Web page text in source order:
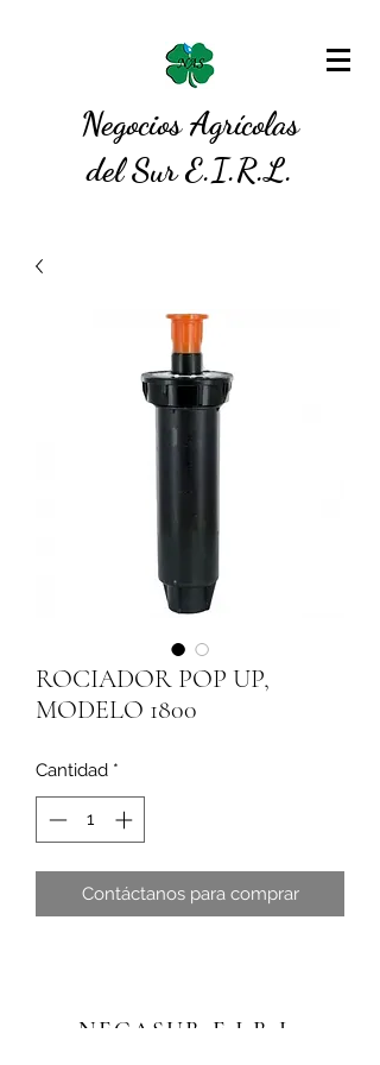
Negocios Agrícolas
del Sur E.I.R.L.
ROCIADOR POP UP,
MODELO 1800
Cantidad *
Contáctanos para comprar
NEGASUR E.I.R.L.